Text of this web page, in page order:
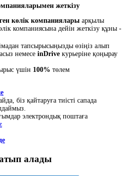
жеткізу
көлік компаниялары арқылы
компаниясына дейін жеткізу құны -
тапсырысыңызды өзіңіз алып
немесе inDrive курьеріне қоңырау
үшін 100% төлем
біз қайтаруға тиісті сапада
электрондық поштаға
алады